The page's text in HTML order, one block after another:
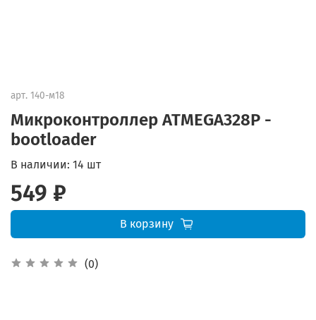
арт. 140-м18
Микроконтроллер ATMEGA328P -
bootloader
(0)
В наличии: 14 шт
549 ₽
В корзину